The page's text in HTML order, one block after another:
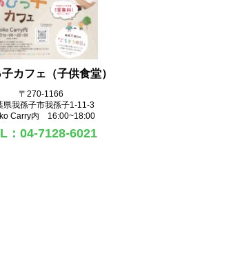
カフェ（子供食堂）
〒270‐1166
県我孫子市我孫子1-11-3
Carry内 16:00~18:00
：04-7128-6021